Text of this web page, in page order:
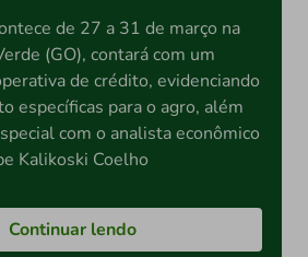
de 27 a 31 de março na
(GO), contará com um
de crédito, evidenciando
específicas para o agro, além
com o analista econômico
Kalikoski Coelho
Continuar lendo